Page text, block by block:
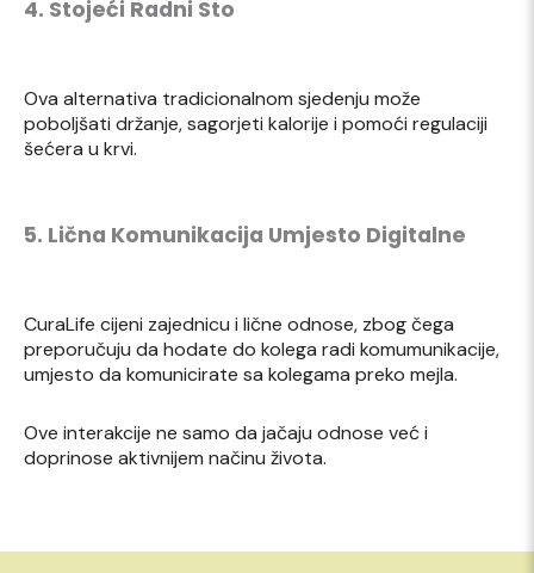
4. Stojeći Radni Sto
Ova alternativa tradicionalnom sjedenju može
poboljšati držanje, sagorjeti kalorije i pomoći regulaciji
šećera u krvi.
5. Lična Komunikacija Umjesto Digitalne
CuraLife cijeni zajednicu i lične odnose, zbog čega
preporučuju da hodate do kolega radi komumunikacije,
umjesto da komunicirate sa kolegama preko mejla.
Ove interakcije ne samo da jačaju odnose već i
doprinose aktivnijem načinu života.